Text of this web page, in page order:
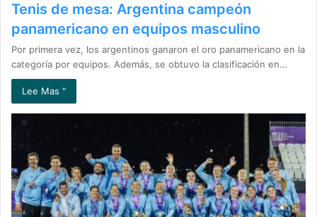
Tenis de mesa: Argentina campeón
panamericano en equipos masculino
Por primera vez, los argentinos ganaron el oro panamericano en la
categoría por equipos. Además, se obtuvo la clasificación en…
Lee Mas "